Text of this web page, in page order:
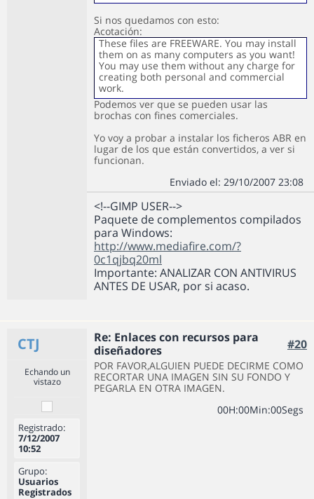
Si nos quedamos con esto:
Acotación:
These files are FREEWARE. You may install
them on as many computers as you want!
You may use them without any charge for
creating both personal and commercial
work.
Podemos ver que se pueden usar las
brochas con fines comerciales.
Yo voy a probar a instalar los ficheros ABR en
lugar de los que están convertidos, a ver si
funcionan.
Enviado el: 29/10/2007 23:08
<!--GIMP USER-->
Paquete de complementos compilados
para Windows:
http://www.mediafire.com/?
0c1qjbq20ml
Importante: ANALIZAR CON ANTIVIRUS
ANTES DE USAR, por si acaso.
CTJ
Re: Enlaces con recursos para
diseñadores
#20
Echando un
vistazo
Registrado:
7/12/2007
10:52
Grupo:
Usuarios
Registrados
POR FAVOR,ALGUIEN PUEDE DECIRME COMO
RECORTAR UNA IMAGEN SIN SU FONDO Y
PEGARLA EN OTRA IMAGEN.
00H:00Min:00Segs